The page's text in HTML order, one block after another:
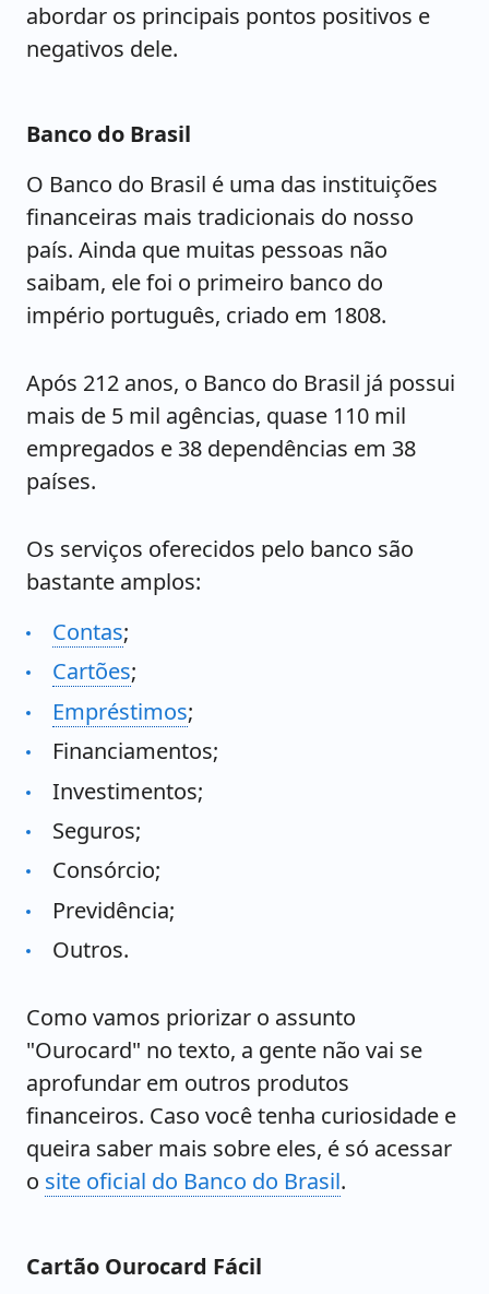
abordar os principais pontos positivos e
negativos dele.
Banco do Brasil
O Banco do Brasil é uma das instituições
financeiras mais tradicionais do nosso
país. Ainda que muitas pessoas não
saibam, ele foi o primeiro banco do
império português, criado em 1808.
Após 212 anos, o Banco do Brasil já possui
mais de 5 mil agências, quase 110 mil
empregados e 38 dependências em 38
países.
Os serviços oferecidos pelo banco são
bastante amplos:
Contas;
Cartões;
Empréstimos;
Financiamentos;
Investimentos;
Seguros;
Consórcio;
Previdência;
Outros.
Como vamos priorizar o assunto
"Ourocard" no texto, a gente não vai se
aprofundar em outros produtos
financeiros. Caso você tenha curiosidade e
queira saber mais sobre eles, é só acessar
o site oficial do Banco do Brasil.
Cartão Ourocard Fácil